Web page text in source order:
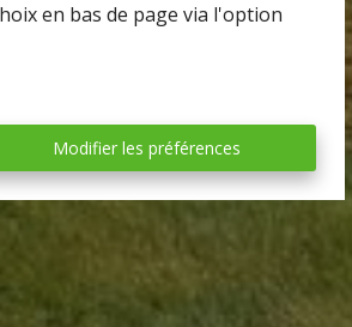
en bas de page via l'option
Modifier les préférences